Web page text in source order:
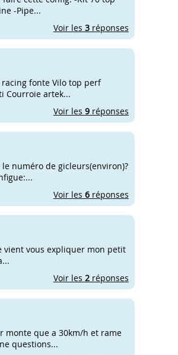
-Pipe...
Voir les 3réponses
fonte Vilo top perf
Courroie artek...
Voir les 9réponses
numéro de gicleurs(environ)?
Voir les 6réponses
vient vous expliquer mon petit
Voir les 2réponses
monte que a 30km/h et rame
questions...